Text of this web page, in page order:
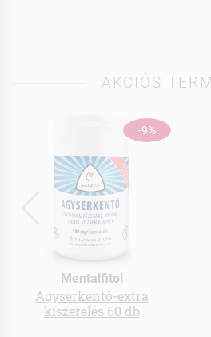
AKCIÓS
-9%
Mentalfitol
Agyserkentő-extra
kiszerelés 60 db